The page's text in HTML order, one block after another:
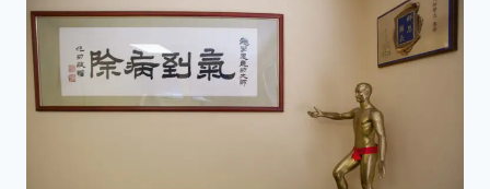
及
其
他
載